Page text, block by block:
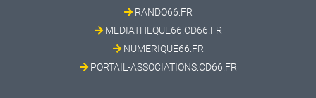
RANDO66.FR
MEDIATHEQUE66.CD66.FR
NUMERIQUE66.FR
PORTAIL-ASSOCIATIONS.CD66.FR